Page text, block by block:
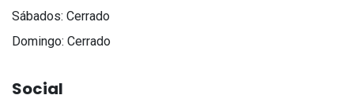
Sábados: Cerrado
Domingo: Cerrado
Social